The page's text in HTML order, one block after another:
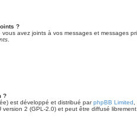
?
avez joints à vos messages et messages
?
est développé et distribué parphpBB Limited
2 (GPL-2.0) et peut être diffusé